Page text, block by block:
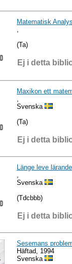
Matematisk
(Ta)
Ej i detta
Maxikon ett
Svenska
(Ta)
Ej i detta
Länge leve
Svenska
(Tdcbbb)
Ej i detta
Sesemans
Häftad, 1994
Svenska